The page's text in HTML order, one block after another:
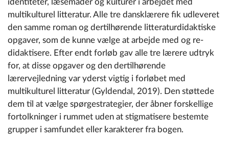
identiteter, læsemåder og kulturer i arbejdet med
multikulturel litteratur. Alle tre dansklærere fik udleveret
den samme roman og dertilhørende litteraturdidaktiske
opgaver, som de kunne vælge at arbejde med og re-
didaktisere. Efter endt forløb gav alle tre lærere udtryk
for, at disse opgaver og den dertilhørende
lærervejledning var yderst vigtig i forløbet med
multikulturel litteratur (Gyldendal, 2019). Den støttede
dem til at vælge spørgestrategier, der åbner forskellige
fortolkninger i rummet uden at stigmatisere bestemte
grupper i samfundet eller karakterer fra bogen.